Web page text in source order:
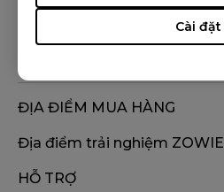
Cài đặt
ĐỊA ĐIỂM MUA HÀNG
Địa điểm trải nghiệm ZOWIE
HỖ TRỢ